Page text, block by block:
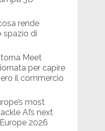
rende
spazio di
torna Meet
per capire
il commercio
most
AI’s next
2026